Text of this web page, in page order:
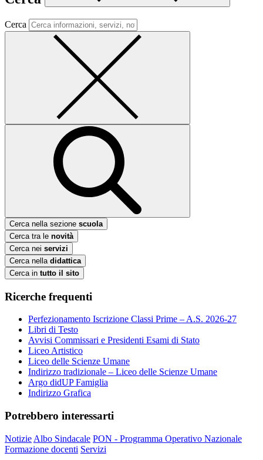
Cerca
Cerca nella sezione scuola
Cerca tra le novità
Cerca nei servizi
Cerca nella didattica
Cerca in tutto il sito
Ricerche frequenti
Perfezionamento Iscrizione Classi Prime – A.S. 2026-27
Libri di Testo
Avvisi Commissari e Presidenti Esami di Stato
Liceo Artistico
Liceo delle Scienze Umane
Indirizzo tradizionale – Liceo delle Scienze Umane
Argo didUP Famiglia
Indirizzo Grafica
Potrebbero interessarti
Notizie Albo Sindacale PON - Programma Operativo Nazionale
Formazione docenti Servizi